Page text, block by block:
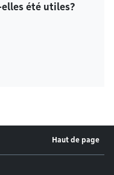
été utiles?
Haut de page